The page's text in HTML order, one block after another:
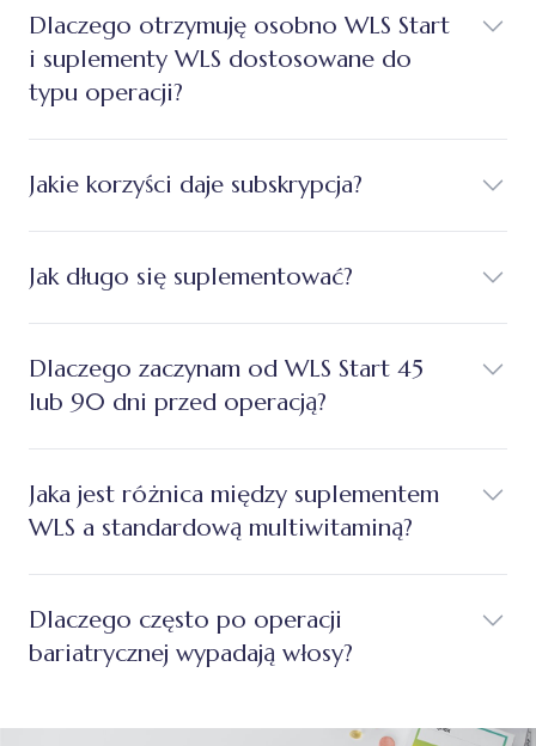
Dlaczego otrzymuję osobno WLS Start
i suplementy WLS dostosowane do
typu operacji?
Jakie korzyści daje subskrypcja?
Jak długo się suplementować?
Dlaczego zaczynam od WLS Start 45
lub 90 dni przed operacją?
Jaka jest różnica między suplementem
WLS a standardową multiwitaminą?
Dlaczego często po operacji
bariatrycznej wypadają włosy?